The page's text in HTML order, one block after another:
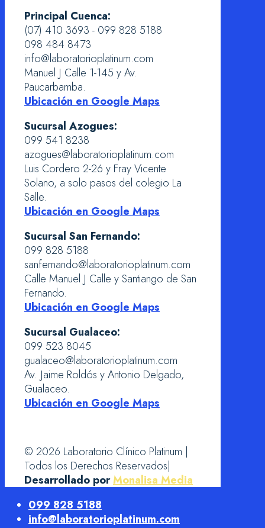
Principal Cuenca:
(07) 410 3693 - 099 828 5188
098 484 8473
info@laboratorioplatinum.com
Manuel J Calle 1-145 y Av.
Paucarbamba.
Ubicación en Google Maps
Sucursal Azogues:
099 541 8238
azogues@laboratorioplatinum.com
Luis Cordero 2-26 y Fray Vicente
Solano, a solo pasos del colegio La
Salle.
Ubicación en Google Maps
Sucursal San Fernando:
099 828 5188
sanfernando@laboratorioplatinum.com
Calle Manuel J Calle y Santiango de San
Fernando.
Ubicación en Google Maps
Sucursal Gualaceo:
099 523 8045
gualaceo@laboratorioplatinum.com
Av. Jaime Roldós y Antonio Delgado,
Gualaceo.
Ubicación en Google Maps
© 2026 Laboratorio Clínico Platinum |
Todos los Derechos Reservados|
Desarrollado porMonalisa Media
099 828 5188
info@laboratorioplatinum.com